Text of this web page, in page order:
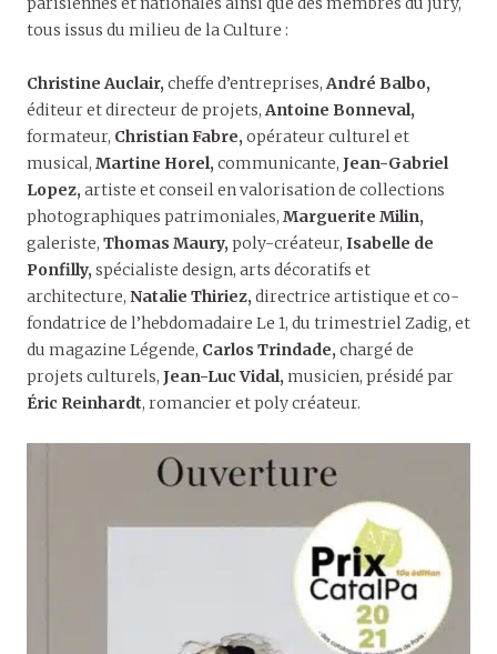
tous issus du milieu de la Culture :
Christine Auclair, cheffe d’entreprises,André Balbo,
éditeur et directeur de projets,Antoine Bonneval,
formateur, Christian Fabre, opérateur culturel et
musical, Martine Horel, communicante, Jean-Gabriel
Lopez, artiste et conseil en valorisation de collections
photographiques patrimoniales, Marguerite Milin,
galeriste, Thomas Maury, poly-créateur, Isabelle de
Ponfilly, spécialiste design, arts décoratifs et
architecture, Natalie Thiriez, directrice artistique et co-
fondatrice de l’hebdomadaire Le 1, du trimestriel Zadig, et
du magazine Légende, Carlos Trindade, chargé de
projets culturels, Jean-Luc Vidal, musicien, présidé par
Éric Reinhardt, romancier et poly créateur.